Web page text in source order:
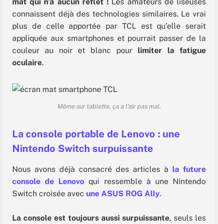
mat qui n’a aucun reflet ! Les amateurs de liseuses
connaissent déjà des technologies similaires. Le vrai
plus de celle apportée par TCL est qu’elle serait
appliquée aux smartphones et pourrait passer de la
couleur au noir et blanc pour limiter la fatigue
oculaire.
Même sur tablette, ça a l’air pas mal.
La console portable de Lenovo : une
Nintendo Switch surpuissante
Nous avons déjà consacré des articles à la future
console de Lenovo qui ressemble à une Nintendo
Switch croisée avec une ASUS ROG Ally.
La console est toujours aussi surpuissante, seuls les